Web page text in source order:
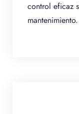
control eficaz
mantenimiento.